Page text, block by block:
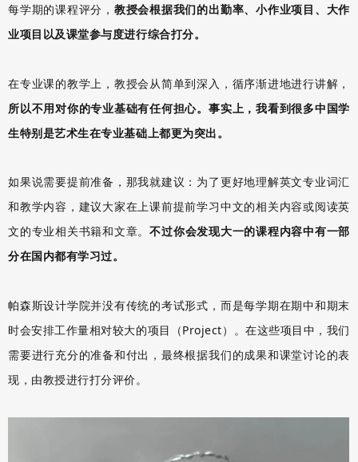
每学期的课程评分， 教授会根据我们的出勤率、小作业项目、大作
业项目以及课堂参与度进行综合打分。
在专业课的教学上，教授会从简单到深入，循序渐进地进行讲解，
所以不用对你的专业基础有任何担心。事实上，我看到很多中国学
生特别是艺术生在专业基础上都更为突出。
如果说需要提前准备，那我就建议：为了更好地理解英文专业词汇
和教学内容，建议大家在上课前提前学习中文的相关内容或阅读英
文的专业相关书籍和文章。不过你会发现大一的课程内容中有一部
分在国内都有学习过。
帕森斯设计学院并没有传统的考试形式，而是每学期在期中和期末
时会安排工作量相对较大的项目（Project）。在这些项目中，我们
需要进行充分的准备和付出，最终根据我们的成果和课堂讨论的表
现，由教授进行打分评价。